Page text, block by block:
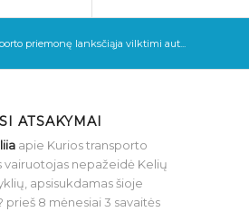
priemonę lanksčiąja vilktimi aut...
ATSAKYMAI
apie Kurios transporto
vairuotojas nepažeidė Kelių
apsisukdamas šioje
prieš 8 mėnesiai 3 savaitės